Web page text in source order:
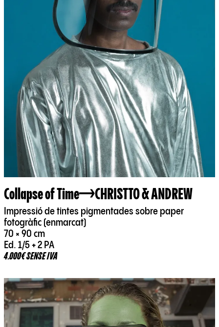
Collapse of Time CHRISTTO & ANDREW
Impressió de tintes pigmentades sobre paper
fotogràfic (enmarcat)
70 × 90 cm
Ed. 1/5 + 2 PA
4.000€ SENSE IVA